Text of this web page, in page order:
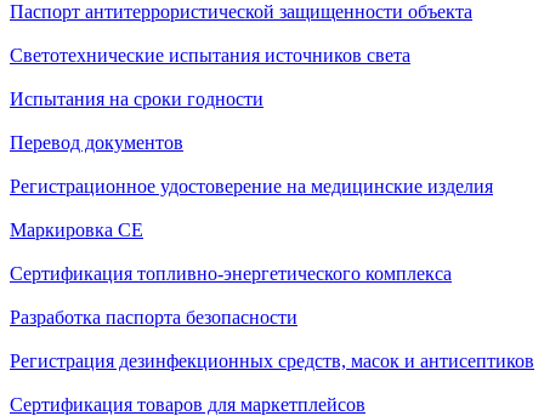
Паспорт антитеррористической защищенности объекта
Светотехнические испытания источников света
Испытания на сроки годности
Перевод документов
Регистрационное удостоверение на медицинские изделия
Маркировка СЕ
Сертификация топливно-энергетического комплекса
Разработка паспорта безопасности
Регистрация дезинфекционных средств, масок и антисептиков
Сертификация товаров для маркетплейсов